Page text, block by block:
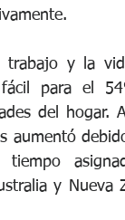
trabajo y la
fácil para el
del hogar.
aumentó
y Nueva